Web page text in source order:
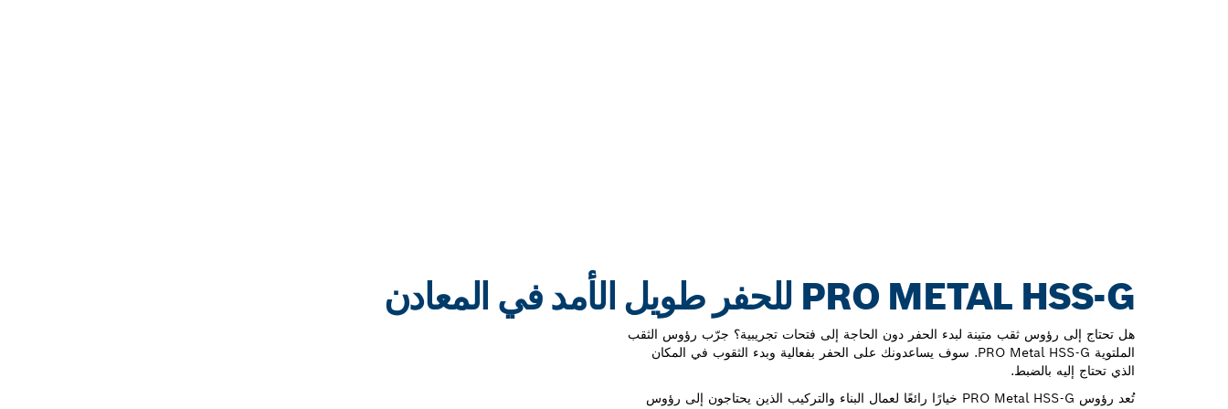
PRO METAL HSS-G للحفر طويل الأمد في المعادن
هل تحتاج إلى رؤوس ثقب متينة لبدء الحفر دون الحاجة إلى فتحات تجريبية؟ جرّب رؤوس الثقب
الملتوية PRO Metal HSS-G. سوف يساعدونك على الحفر بفعالية وبدء الثقوب في المكان
الذي تحتاج إليه بالضبط.
تُعد رؤوس PRO Metal HSS-G خيارًا رائعًا لعمال البناء والتركيب الذين يحتاجون إلى رؤوس